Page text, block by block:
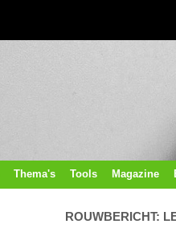
Thema's Tools Magazine
ROUWBERICHT: